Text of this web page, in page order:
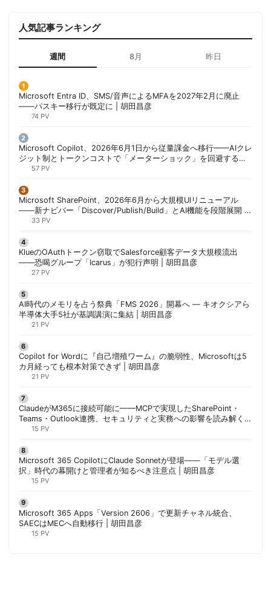
人気記事ランキング
週間 8月 昨日
Microsoft Entra ID、SMS/音声によるMFAを2027年2月に廃止
——パスキー移行が既定に | 胡田昌彦
74 PV
Microsoft Copilot、2026年6月1日から従量課金へ移行——AIクレ
ジット制とトークンコストで「メーターショック」を回避する方
法 | 胡田昌彦
57 PV
Microsoft SharePoint、2026年6月から大規模UIリニューアル
——新ナビバー「Discover/Publish/Build」とAI機能を段階展開 |
胡田昌彦
33 PV
KlueのOAuthトークン窃取でSalesforce顧客データ大規模流出
——恐喝グループ「Icarus」が犯行声明 | 胡田昌彦
27 PV
AI時代のメモリを占う祭典「FMS 2026」開幕へ ― キオクシアら
半導体大手5社が基調講演に集結 | 胡田昌彦
21 PV
Copilot for Wordに『自己増殖ワーム』の脆弱性、Microsoftは5
カ月経っても根本対策できず | 胡田昌彦
21 PV
ClaudeがM365に接続可能に——MCPで実現したSharePoint・
Teams・Outlook連携、セキュリティと実務への影響を読み解く |
胡田昌彦
15 PV
Microsoft 365 CopilotにClaude Sonnetが登場——「モデル選
択」時代の幕開けと管理者が知るべき注意点 | 胡田昌彦
15 PV
Microsoft 365 Apps「Version 2606」で更新チャネル統合、
SAECはMECへ自動移行 | 胡田昌彦
15 PV